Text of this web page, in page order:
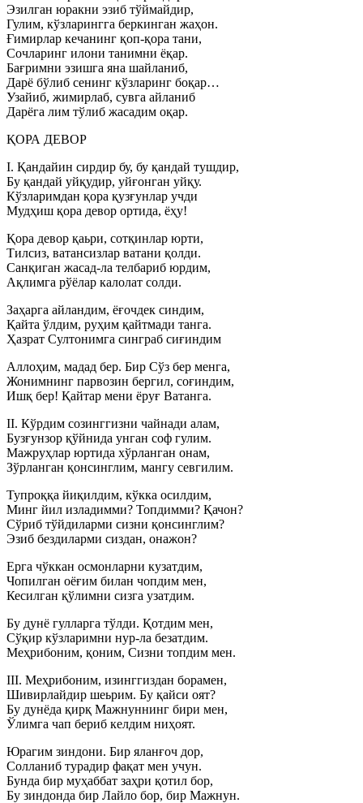
Эзилган юракни эзиб тўймайдир,
Гулим, кўзларингга беркинган жаҳон.
Ғимирлар кечанинг қоп-қора тани,
Сочларинг илони танимни ёқар.
Бағримни эзишга яна шайланиб,
Дарё бўлиб сенинг кўзларинг боқар…
Узайиб, жимирлаб, сувга айланиб
Дарёга лим тўлиб жасадим оқар.
ҚОРА ДЕВОР
I. Қандайин сирдир бу, бу қандай тушдир,
Бу қандай уйқудир, уйғонган уйқу.
Кўзларимдан қора қузғунлар учди
Мудҳиш қора девор ортида, ёҳу!
Қора девор қаьри, сотқинлар юрти,
Тилсиз, ватансизлар ватани қолди.
Санқиган жасад-ла телбариб юрдим,
Ақлимга рўёлар калолат солди.
Заҳарга айландим, ёғочдек синдим,
Қайта ўлдим, руҳим қайтмади танга.
Ҳазрат Султонимга синграб сиғиндим
Аллоҳим, мадад бер. Бир Сўз бер менга,
Жонимнинг парвозин бергил, соғиндим,
Ишқ бер! Қайтар мени ёруғ Ватанга.
II. Кўрдим созинггизни чайнади алам,
Бузғунзор қўйнида унган соф гулим.
Мажруҳлар юртида хўрланган онам,
Зўрланган қонсинглим, мангу севгилим.
Тупроққа йиқилдим, кўкка осилдим,
Минг йил изладимми? Топдимми? Қачон?
Сўриб тўйдиларми сизни қонсинглим?
Эзиб бездиларми сиздан, онажон?
Ерга чўккан осмонларни кузатдим,
Чопилган оёғим билан чопдим мен,
Кесилган қўлимни сизга узатдим.
Бу дунё гулларга тўлди. Қотдим мен,
Сўқир кўзларимни нур-ла безатдим.
Меҳрибоним, қоним, Сизни топдим мен.
III. Меҳрибоним, изинггиздан борамен,
Шивирлайдир шеьрим. Бу қайси оят?
Бу дунёда қирқ Мажнуннинг бири мен,
Ўлимга чап бериб келдим ниҳоят.
Юрагим зиндони. Бир яланғоч дор,
Солланиб турадир фақат мен учун.
Бунда бир муҳаббат заҳри қотил бор,
Бу зиндонда бир Лайло бор, бир Мажнун.